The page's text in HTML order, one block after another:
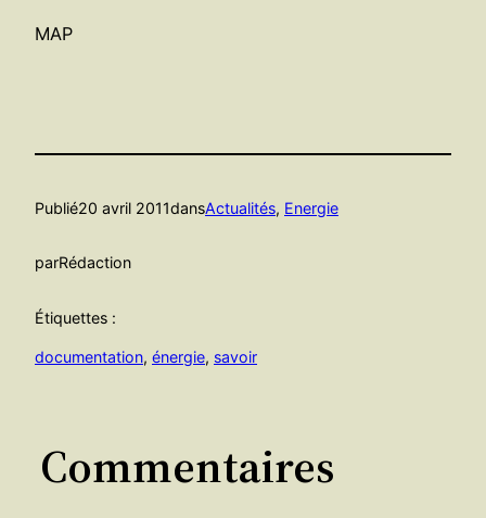
MAP
Publié20 avril 2011dansActualités, Energie
parRédaction
Étiquettes :
documentation, énergie, savoir
Commentaires